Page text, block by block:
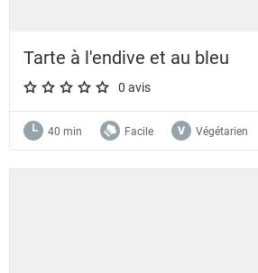
Tarte à l'endive et au bleu
A star rating of 0 out of 5.
0 avis
40 min Facile Végétarien